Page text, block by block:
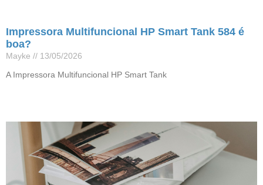
Impressora Multifuncional HP Smart Tank 584 é
boa?
Mayke
13/05/2026
A Impressora Multifuncional HP Smart Tank